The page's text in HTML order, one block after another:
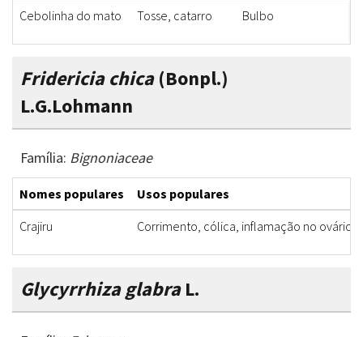
Cebolinha do mato Tosse, catarro Bulbo
Fridericia chica(Bonpl.)
L.G.Lohmann
Família: Bignoniaceae
Nomes populares
Usos populares
Crajiru
Corrimento, cólica, inflamação no ovário,
Glycyrrhiza glabraL.